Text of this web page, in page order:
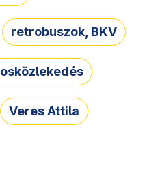
retrobuszok, BKV
Veres Attila